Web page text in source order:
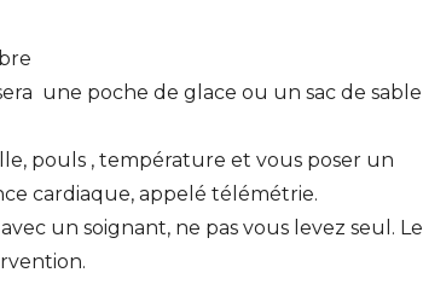
une poche de glace ou un sac de sable
pouls , température et vous poser un
cardiaque, appelé télémétrie.
un soignant, ne pas vous levez seul. Le